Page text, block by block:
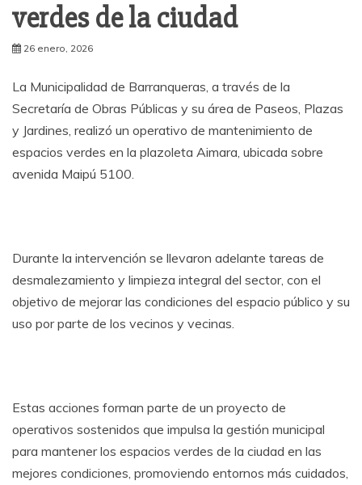
verdes de la ciudad
26 enero, 2026
La Municipalidad de Barranqueras, a través de la
Secretaría de Obras Públicas y su área de Paseos, Plazas
y Jardines, realizó un operativo de mantenimiento de
espacios verdes en la plazoleta Aimara, ubicada sobre
avenida Maipú 5100.
Durante la intervención se llevaron adelante tareas de
desmalezamiento y limpieza integral del sector, con el
objetivo de mejorar las condiciones del espacio público y su
uso por parte de los vecinos y vecinas.
Estas acciones forman parte de un proyecto de
operativos sostenidos que impulsa la gestión municipal
para mantener los espacios verdes de la ciudad en las
mejores condiciones, promoviendo entornos más cuidados,